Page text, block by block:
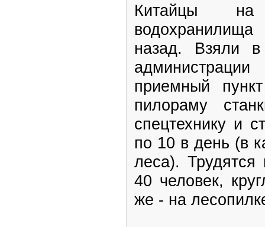
Китайцы на
назад. Взяли
приемный
пилораму
спецтехнику и
по 10 в день (в
леса). Трудятся
40 человек,
же - на